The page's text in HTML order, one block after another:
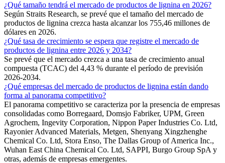
¿Qué tamaño tendrá el mercado de productos de lignina en 2026?
Según Straits Research, se prevé que el tamaño del mercado de
productos de lignina crezca hasta alcanzar los 755,46 millones de
dólares en 2026.
¿Qué tasa de crecimiento se espera que registre el mercado de
productos de lignina entre 2026 y 2034?
Se prevé que el mercado crezca a una tasa de crecimiento anual
compuesta (TCAC) del 4,43 % durante el período de previsión
2026-2034.
¿Qué empresas del mercado de productos de lignina están dando
forma al panorama competitivo?
El panorama competitivo se caracteriza por la presencia de empresas
consolidadas como Borregaard, Domsjo Fabriker, UPM, Green
Agrochem, Ingevity Corporation, Nippon Paper Industries Co. Ltd,
Rayonier Advanced Materials, Metgen, Shenyang Xingzhenghe
Chemical Co. Ltd, Stora Enso, The Dallas Group of America Inc.,
Wuhan East China Chemical Co. Ltd, SAPPI, Burgo Group SpA y
otras, además de empresas emergentes.